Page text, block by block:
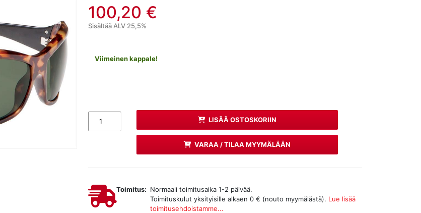
100,20 €
Sisältää ALV 25,5%
Viimeinen kappale!
LISÄÄ OSTOSKORIIN
VARAA / TILAA MYYMÄLÄÄN
Toimitus: Normaali toimitusaika 1-2 päivää.
Toimituskulut yksityisille alkaen 0 € (nouto myymälästä). Lue lisää
toimitusehdoistamme...